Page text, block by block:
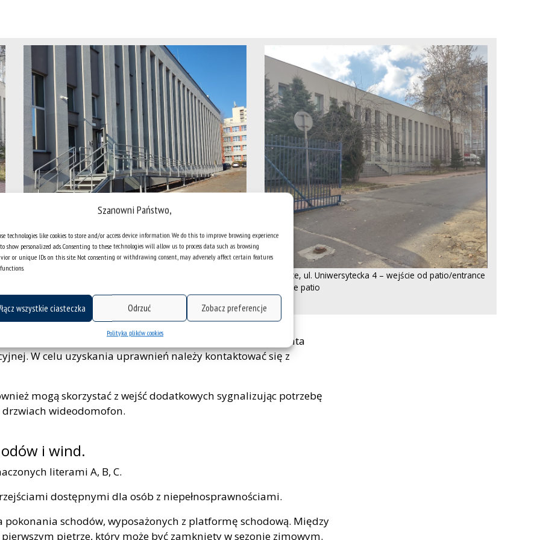
Szanowni Państwo,
technologies like cookies to store and/or access device information. We do this to improve browsing experience
show personalized ads. Consenting to these technologies will allow us to process data such as browsing
or unique IDs on this site. Not consenting or withdrawing consent, may adversely affect certain features
wszystkie ciasteczka Odrzuć Zobacz preferencje
Polityka plików cookies
Katowice, ul. Uniwersytecka 4 – wejście od patio/entrance
from the patio
systemem kontroli dostępu, wymagającym utworzenia konta
W celu uzyskania uprawnień należy kontaktować się z
mogą skorzystać z wejść dodatkowych sygnalizując potrzebę
wideodomofon.
i wind.
literami A, B, C.
dostępnymi dla osób z niepełnosprawnościami.
schodów, wyposażonych z platformę schodową. Między
piętrze, który może być zamknięty w sezonie zimowym.